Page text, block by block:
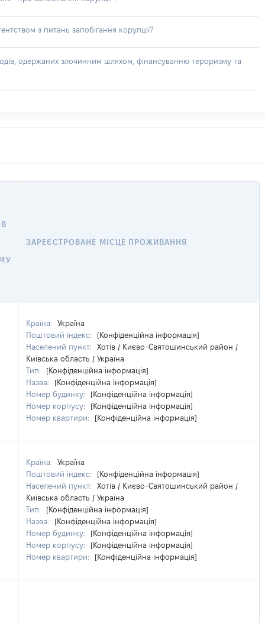
з питань запобігання корупції?
одержаних злочинним шляхом, фінансуванню тероризму та
ЗАРЕЄСТРОВАНЕ МІСЦЕ ПРОЖИВАННЯ
Країна:
Україна
Поштовий індекс:
[Конфіденційна інформація]
Населений пункт:
Хотів / Києво-Святошинський район /
Київська область / Україна
Тип:
[Конфіденційна інформація]
Назва:
[Конфіденційна інформація]
Номер будинку:
[Конфіденційна інформація]
Номер корпусу:
[Конфіденційна інформація]
Номер квартири:
[Конфіденційна інформація]
Країна:
Україна
Поштовий індекс:
[Конфіденційна інформація]
Населений пункт:
Хотів / Києво-Святошинський район /
Київська область / Україна
Тип:
[Конфіденційна інформація]
Назва:
[Конфіденційна інформація]
Номер будинку:
[Конфіденційна інформація]
Номер корпусу:
[Конфіденційна інформація]
Номер квартири:
[Конфіденційна інформація]